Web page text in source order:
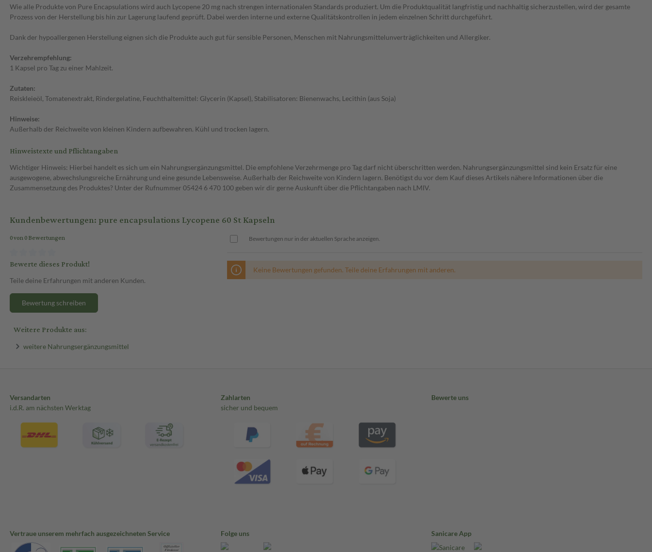
Wie alle Produkte von Pure Encapsulations wird auch Lycopene 20 mg nach strengen internationalen Standards produziert. Um die Produktqualität langfristig und nachhaltig sicherzustellen, wird der gesamte
Prozess von der Herstellung bis hin zur Lagerung laufend geprüft. Dabei werden interne und externe Qualitätskontrollen in jedem einzelnen Schritt durchgeführt.
Dank der hypoallergenen Herstellung eignen sich die Produkte auch gut für sensible Personen, Menschen mit Nahrungsmittelunverträglichkeiten und Allergiker.
Verzehrempfehlung:
1 Kapsel pro Tag zu einer Mahlzeit.
Zutaten:
Reiskleieöl, Tomatenextrakt, Rindergelatine, Feuchthaltemittel: Glycerin (Kapsel), Stabilisatoren: Bienenwachs, Lecithin (aus Soja)
Hinweise:
Außerhalb der Reichweite von kleinen Kindern aufbewahren. Kühl und trocken lagern.
Hinweistexte und Pflichtangaben
Wichtiger Hinweis: Hierbei handelt es sich um ein Nahrungsergänzungsmittel. Die empfohlene Verzehrmenge pro Tag darf nicht überschritten werden. Nahrungsergänzungsmittel sind kein Ersatz für eine
ausgewogene, abwechslungsreiche Ernährung und eine gesunde Lebensweise. Außerhalb der Reichweite von Kindern lagern. Benötigst du vor dem Kauf dieses Artikels nähere Informationen über die
Zusammensetzung des Produktes? Unter der Rufnummer 05424 6 470 100 geben wir dir gerne Auskunft über die Pflichtangaben nach LMIV.
Kundenbewertungen: pure encapsulations Lycopene 60 St Kapseln
0 von 0 Bewertungen
Bewerte dieses Produkt!
Teile deine Erfahrungen mit anderen Kunden.
Bewertung schreiben
Bewertungen nur in der aktuellen Sprache anzeigen.
Keine Bewertungen gefunden. Teile deine Erfahrungen mit anderen.
Weitere Produkte aus:
weitere Nahrungsergänzungsmittel
Versandarten
i.d.R. am nächsten Werktag
Zahlarten
sicher und bequem
Bewerte uns
Vertraue unserem mehrfach ausgezeichneten Service Folge uns Sanicare App